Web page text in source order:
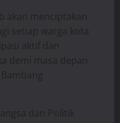
akan menciptakan
setiap warga kota
aktif dan
demi masa depan
dan Politik